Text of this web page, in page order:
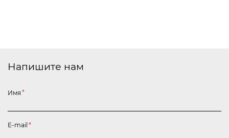
Напишите нам
Имя *
E-mail *